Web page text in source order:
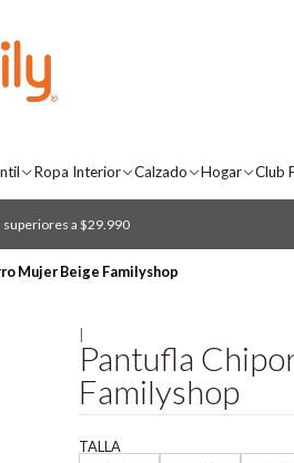
Ropa Interior Calzado Hogar Club
superiores a $29.990
Mujer Beige Familyshop
Pantufla
Familyshop
TALLA